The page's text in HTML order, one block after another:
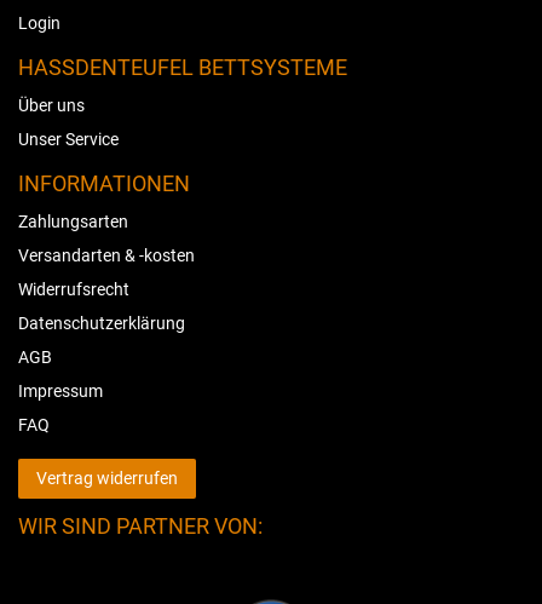
Login
HASSDENTEUFEL BETTSYSTEME
Über uns
Unser Service
INFORMATIONEN
Zahlungsarten
Versandarten & -kosten
Widerrufsrecht
Datenschutzerklärung
AGB
Impressum
FAQ
Vertrag widerrufen
WIR SIND PARTNER VON: